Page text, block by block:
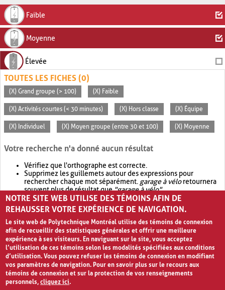
Faible
Moyenne
Élevée
TOUTES LES FICHES (0)
(X) Grand groupe (> 100) (X) Faible
(X) Activités courtes (< 30 minutes) (X) Hors classe (X) Équipe
(X) Individuel (X) Moyen groupe (entre 30 et 100) (X) Moyenne
Votre recherche n'a donné aucun résultat
Vérifiez que l'orthographe est correcte.
Supprimez les guillemets autour des expressions pour
rechercher chaque mot séparément. garage à véloretournera
souvent plus de résultat que"garage à vélo".
Envisagez d'élargir votre recherche avec OR.garage OR vélo
retournera souvent plus de résultat quegarage à vélo
NOTRE SITE WEB UTILISE DES TÉMOINS AFIN DE
REHAUSSER VOTRE EXPÉRIENCE DE NAVIGATION.
Le site web de Polytechnique Montréal utilise des témoins de connexion
afin de recueillir des statistiques générales et offrir une meilleure
expérience à ses visiteurs. En naviguant sur le site, vous acceptez
l’utilisation de ces témoins selon les modalités spécifiées aux conditions
d’utilisation. Vous pouvez refuser les témoins de connexion en modifiant
vos paramètres de navigation. Pour en savoir plus sur le recours aux
témoins de connexion et sur la protection de vos renseignements
personnels,cliquez ici.